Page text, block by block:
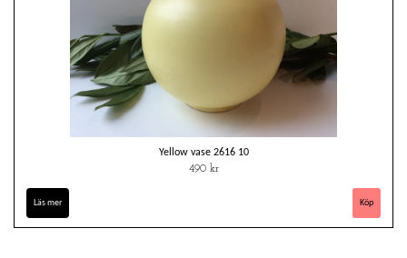
Yellow vase 2616 10
490 kr
Läs mer